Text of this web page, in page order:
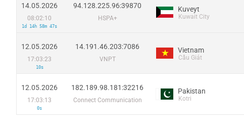
14.05.2026
08:02:10
1d 14h 58m 47s
94.128.225.96:39870
HSPA+
Kuveyt
Kuwait City
12.05.2026
17:03:23
10s
14.191.46.203:7086
VNPT
Vietnam
Cầu Giát
12.05.2026
17:03:13
0s
182.189.98.181:32216
Connect Communication
Pakistan
Kotri